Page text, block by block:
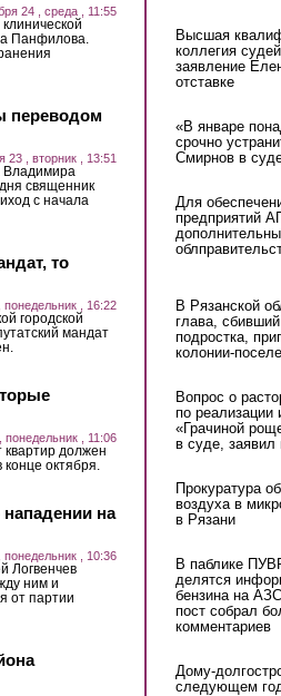
24 , среда , 11:55
Панфилова.
переводом
23 , вторник , 13:51
Владимира
священник
с начала
то
понедельник , 16:22
городской
мандат
понедельник , 11:06
должен
октября.
на
понедельник , 10:36
Логвенчев
ним и
от партии
Высшая
коллегия
заявление
отставке
«В январе
срочно
Смирнов в
Для
предприятий
В Рязанской
глава,
подростка,
колонии-
Вопрос о
по реализации
«Грачиной
в суде, заявил
Прокуратура
воздуха в
в Рязани
В паблике
делятся
бензина на
пост собрал
комментариев
Дому-
следующем